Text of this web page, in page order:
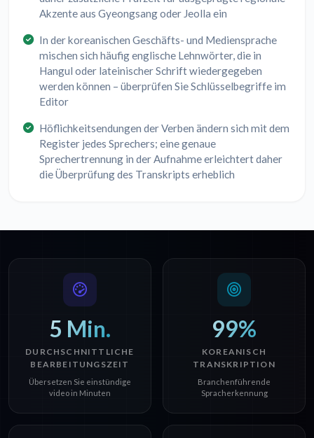
Akzente aus Gyeongsang oder Jeolla ein
In der koreanischen Geschäfts- und Mediensprache
mischen sich häufig englische Lehnwörter, die in
Hangul oder lateinischer Schrift wiedergegeben
werden können – überprüfen Sie Schlüsselbegriffe im
Editor
Höflichkeitsendungen der Verben ändern sich mit dem
Register jedes Sprechers; eine genaue
Sprechertrennung in der Aufnahme erleichtert daher
die Überprüfung des Transkripts erheblich
5 Min.
DURCHSCHNITTLICHE
BEARBEITUNGSZEIT
Übersetzen Sie einstündige
video in Minuten
99%
KOREANISCH
TRANSKRIPTION
Branchenführende
Spracherkennung